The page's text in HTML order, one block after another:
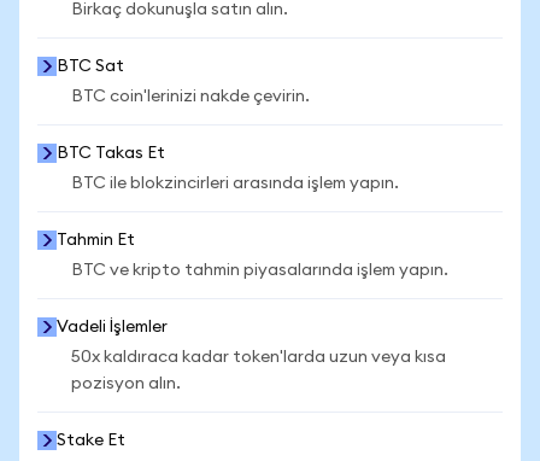
Birkaç dokunuşla satın alın.
BTC Sat
BTC coin'lerinizi nakde çevirin.
BTC Takas Et
BTC ile blokzincirleri arasında işlem yapın.
Tahmin Et
BTC ve kripto tahmin piyasalarında işlem yapın.
Vadeli İşlemler
50x kaldıraca kadar token'larda uzun veya kısa
pozisyon alın.
Stake Et